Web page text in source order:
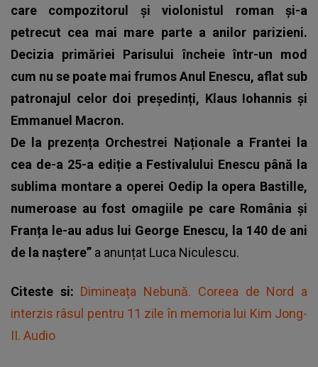
care compozitorul și violonistul roman și-a
petrecut cea mai mare parte a anilor parizieni.
Decizia primăriei Parisului încheie într-un mod
cum nu se poate mai frumos Anul Enescu, aflat sub
patronajul celor doi președinți, Klaus Iohannis și
Emmanuel Macron.
De la prezența Orchestrei Naționale a Frantei la
cea de-a 25-a ediție a Festivalului Enescu până la
sublima montare a operei Oedip la opera Bastille,
numeroase au fost omagiile pe care România și
Franța le-au adus lui George Enescu, la 140 de ani
de la naștere” a anunțat Luca Niculescu.
Citeste si: Dimineața Nebună. Coreea de Nord a
interzis râsul pentru 11 zile în memoria lui Kim Jong-
II. Audio